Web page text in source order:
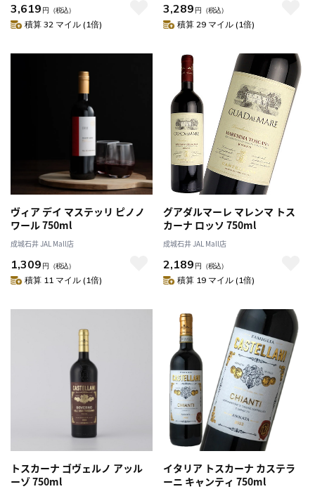
3,619 円 （税込）
積算 32 マイル (1倍)
3,289 円 （税込）
積算 29 マイル (1倍)
ヴィア デイ マステッリ ピノノ
ワール 750ml
成城石井 JAL Mall店
1,309 円 （税込）
積算 11 マイル (1倍)
グアダルマーレ マレンマ トス
カーナ ロッソ 750ml
成城石井 JAL Mall店
2,189 円 （税込）
積算 19 マイル (1倍)
トスカーナ ゴヴェルノ アッル
ーゾ 750ml
イタリア トスカーナ カステラ
ーニ キャンティ 750ml